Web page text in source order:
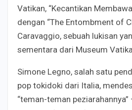
Vatikan, “Kecantikan
dengan “The Entombment of
Caravaggio, sebuah lukisan
sementara dari Museum
Simone Legno, salah satu
pop tokidoki dari Italia,
“teman-teman peziarahannya”